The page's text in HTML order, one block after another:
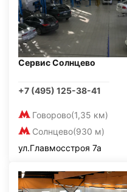
Сервис Солнцево
+7 (495) 125-38-41
Говорово(1,35 км)
Солнцево(930 м)
ул.Главмосстроя 7а